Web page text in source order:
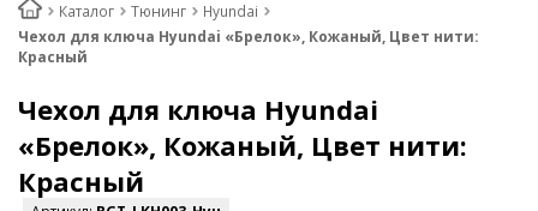
Каталог Тюнинг
Hyundai
Чехол для ключа Hyundai «Брелок», Кожаный, Цвет нити:
Красный
Чехол для ключа Hyundai
«Брелок», Кожаный, Цвет нити:
Красный